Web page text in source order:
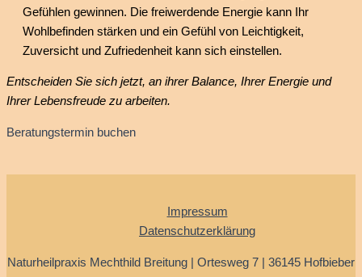
Gefühlen gewinnen. Die freiwerdende Energie kann Ihr
Wohlbefinden stärken und ein Gefühl von Leichtigkeit,
Zuversicht und Zufriedenheit kann sich einstellen.
Entscheiden Sie sich jetzt, an ihrer Balance, Ihrer Energie und
Ihrer Lebensfreude zu arbeiten.
Beratungstermin buchen
Impressum
Datenschutzerklärung
Naturheilpraxis Mechthild Breitung | Ortesweg 7 | 36145 Hofbieber